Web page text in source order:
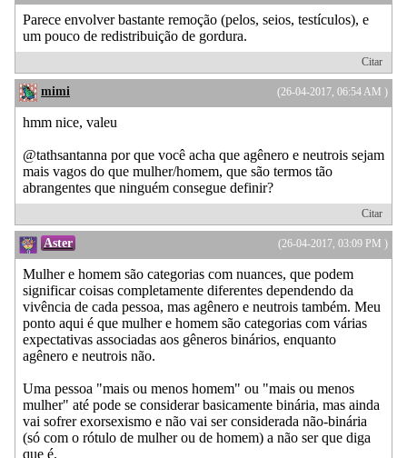
Parece envolver bastante remoção (pelos, seios, testículos), e
um pouco de redistribuição de gordura.
Citar
(26-04-2017, 06:54 AM )
mimi
hmm nice, valeu
@tathsantanna por que você acha que agênero e neutrois sejam
mais vagos do que mulher/homem, que são termos tão
abrangentes que ninguém consegue definir?
Citar
(26-04-2017, 03:09 PM )
Aster
Mulher e homem são categorias com nuances, que podem
significar coisas completamente diferentes dependendo da
vivência de cada pessoa, mas agênero e neutrois também. Meu
ponto aqui é que mulher e homem são categorias com várias
expectativas associadas aos gêneros binários, enquanto
agênero e neutrois não.
Uma pessoa "mais ou menos homem" ou "mais ou menos
mulher" até pode se considerar basicamente binária, mas ainda
vai sofrer exorsexismo e não vai ser considerada não-binária
(só com o rótulo de mulher ou de homem) a não ser que diga
que é.